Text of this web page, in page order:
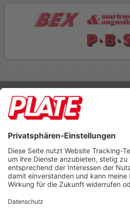
Rufen Sie uns an 04298 401-0
Lieferbedingungen Impressum
Footer anzeigen
PLATE Büromaterial Vertriebs
Hilligenwarf 5